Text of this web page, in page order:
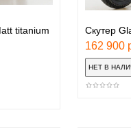
titanium
Скутер
162 900